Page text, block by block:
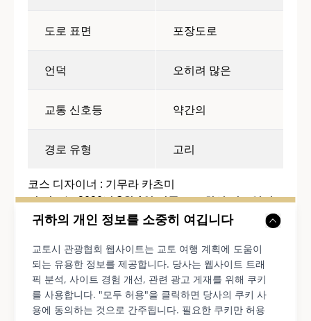
귀하의 개인 정보를 소중히 여깁니다
교토시 관광협회 웹사이트는 교토 여행 계획에 도움이
되는 유용한 정보를 제공합니다. 당사는 웹사이트 트래
픽 분석, 사이트 경험 개선, 관련 광고 게재를 위해 쿠키
를 사용합니다. "모두 허용"을 클릭하면 당사의 쿠키 사
용에 동의하는 것으로 간주됩니다. 필요한 쿠키만 허용
도로 표면 포장도로
언덕 오히려 많은
교통 신호등 약간의
경로 유형 고리
코스 디자이너 : 기무라 카츠미
이 정보는 2020년 3월 1일 기준으로 최신 정보입니
다.
팁